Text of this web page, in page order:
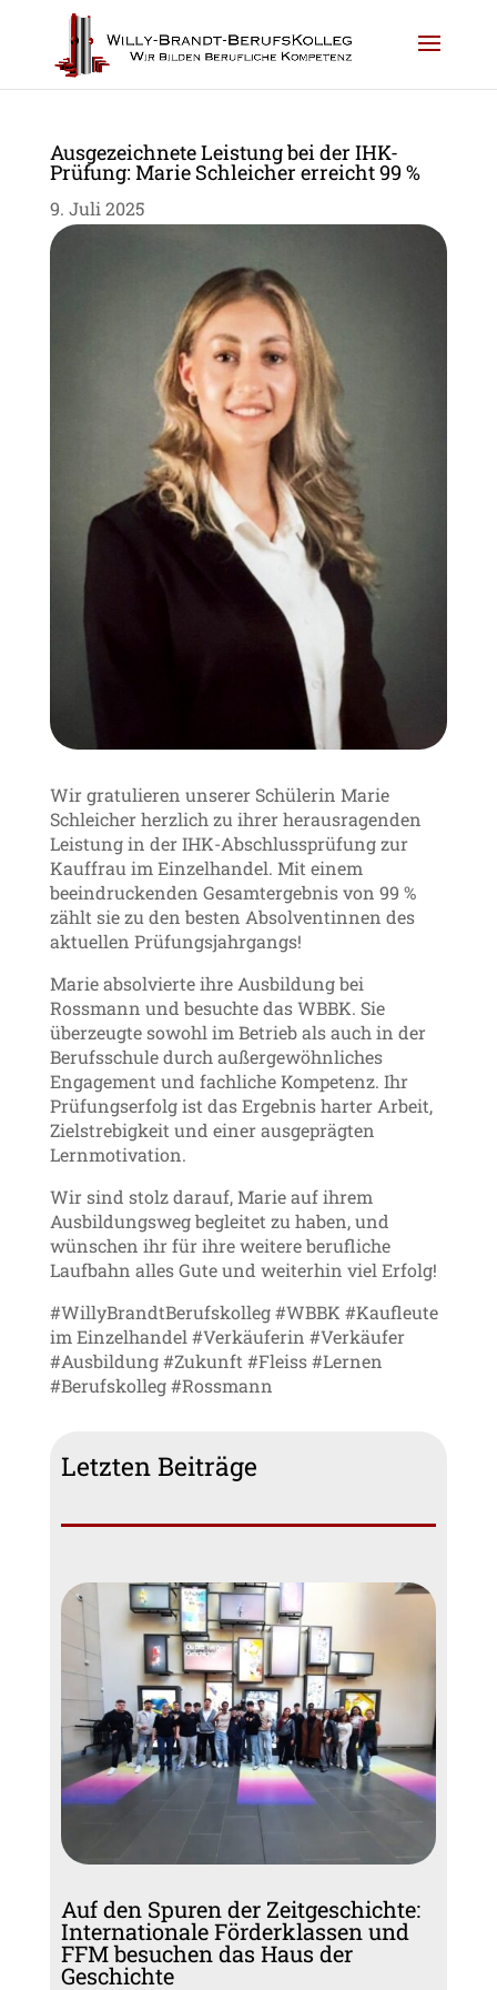
Ausgezeichnete Leistung bei der IHK-
Prüfung: Marie Schleicher erreicht 99 %
9. Juli 2025
Wir gratulieren unserer Schülerin Marie
Schleicher herzlich zu ihrer herausragenden
Leistung in der IHK-Abschlussprüfung zur
Kauffrau im Einzelhandel. Mit einem
beeindruckenden Gesamtergebnis von 99 %
zählt sie zu den besten Absolventinnen des
aktuellen Prüfungsjahrgangs!
Marie absolvierte ihre Ausbildung bei
Rossmann und besuchte das WBBK. Sie
überzeugte sowohl im Betrieb als auch in der
Berufsschule durch außergewöhnliches
Engagement und fachliche Kompetenz. Ihr
Prüfungserfolg ist das Ergebnis harter Arbeit,
Zielstrebigkeit und einer ausgeprägten
Lernmotivation.
Wir sind stolz darauf, Marie auf ihrem
Ausbildungsweg begleitet zu haben, und
wünschen ihr für ihre weitere berufliche
Laufbahn alles Gute und weiterhin viel Erfolg!
#WillyBrandtBerufskolleg #WBBK #Kaufleute
im Einzelhandel #Verkäuferin #Verkäufer
#Ausbildung #Zukunft #Fleiss #Lernen
#Berufskolleg #Rossmann
Letzten Beiträge
Auf den Spuren der Zeitgeschichte:
Internationale Förderklassen und
FFM besuchen das Haus der
Geschichte